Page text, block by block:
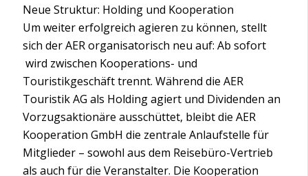
Neue Struktur: Holding und Kooperation
Um weiter erfolgreich agieren zu können, stellt
sich der AER organisatorisch neu auf: Ab sofort
wird zwischen Kooperations- und
Touristikgeschäft trennt. Während die AER
Touristik AG als Holding agiert und Dividenden an
Vorzugsaktionäre ausschüttet, bleibt die AER
Kooperation GmbH die zentrale Anlaufstelle für
Mitglieder – sowohl aus dem Reisebüro-Vertrieb
als auch für die Veranstalter. Die Kooperation